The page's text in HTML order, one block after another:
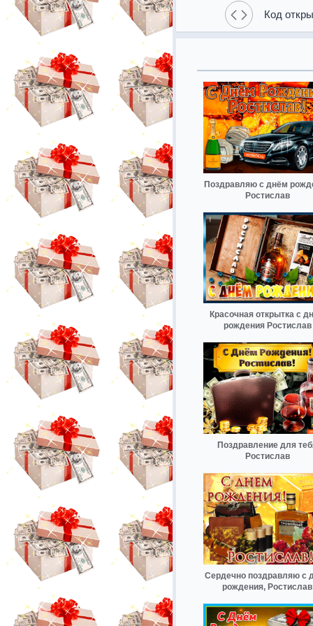
Код
Поздравляю с днём
Ростислав
Красочная открытка с
рождения Ростислав
Поздравление для
Ростислав
Сердечно поздравляю с
рождения, Ростислав